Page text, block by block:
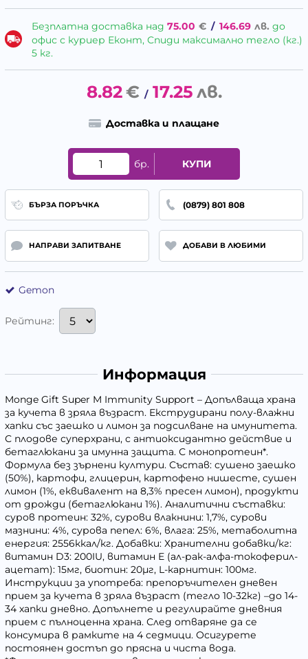
Безплатна доставка над 75.00 € / 146.69 лв. до
офис с куриер Еконт, Спиди максимално тегло (кг.)
5 кг.
8.82€ / 17.25 лв.
Доставка и плащане
бр. КУПИ
БЪРЗА ПОРЪЧКА (0879) 801 808
НАПРАВИ ЗАПИТВАНЕ ДОБАВИ В ЛЮБИМИ
Gemon
Рейтинг:
Информация
Monge Gift Super M Immunity Support – Допълваща храна
за кучета в зряла възраст. Екструдирани полу-влажни
хапки със заешко и лимон за подсилване на имунитета.
С плодове суперхрани, с антиоксидантно действие и
бетаглюкани за имунна защита. С монопротеин*.
Формула без зърнени култури. Състав: сушено заешко
(50%), картофи, глицерин, картофено нишесте, сушен
лимон (1%, еквивалент на 8,3% пресен лимон), продукти
от дрожди (бетаглюкани 1%). Аналитични съставки:
суров протеин: 32%, сурови влакнини: 1,7%, сурови
мазнини: 4%, сурова пепел: 6%, влага: 25%, метаболитна
енергия: 2556ккал/кг. Добавки: Хранителни добавки/кг:
витамин D3: 200IU, витамин Е (ал-рак-алфа-токоферил-
ацетат): 15мг, биотин: 20µг, L-карнитин: 100мг.
Инструкции за употреба: препоръчителен дневен
прием за кучета в зряла възраст (тегло 10-32кг) –до 14-
34 хапки дневно. Допълнете и регулирайте дневния
прием с пълноценна храна. След отваряне да се
консумира в рамките на 4 седмици. Осигурете
постоянен достъп до прясна и чиста вода.